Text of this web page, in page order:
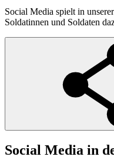
Social Media spielt in
Soldatinnen und Soldaten
Social Media in